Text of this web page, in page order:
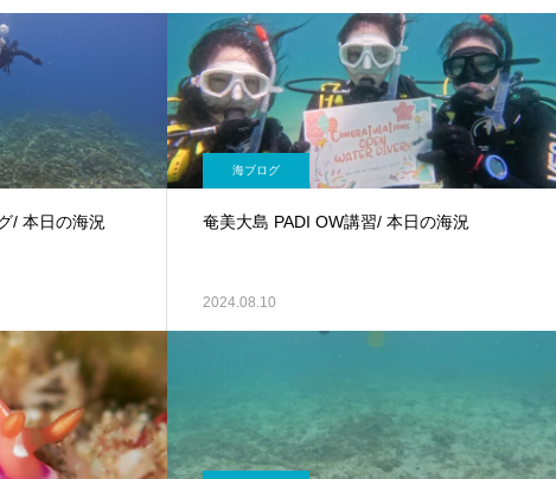
/ 本日の海況
海ブログ
奄美大島 PADI OW講習/ 本日の海況
2024.08.10